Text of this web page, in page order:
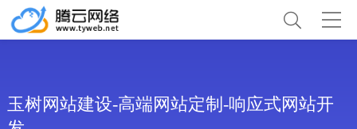
玉树网站建设-高端网站定制-响应式网站开